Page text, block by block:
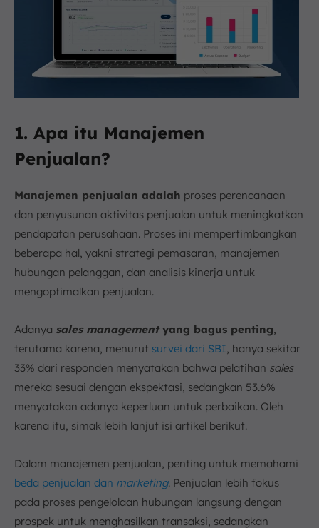
1. Apa itu Manajemen
Penjualan?
Manajemen penjualan adalah proses perencanaan
dan penyusunan aktivitas penjualan untuk meningkatkan
pendapatan perusahaan. Proses ini mempertimbangkan
beberapa hal, yakni strategi pemasaran, manajemen
hubungan pelanggan, dan analisis kinerja untuk
mengoptimalkan penjualan.
Adanya sales managementyang bagus penting,
terutama karena, menurut survei dari SBI, hanya sekitar
33% dari responden menyatakan bahwa pelatihan sales
mereka sesuai dengan ekspektasi, sedangkan 53.6%
menyatakan adanya keperluan untuk perbaikan. Oleh
karena itu, simak lebih lanjut isi artikel berikut.
Dalam manajemen penjualan, penting untuk memahami
beda penjualan dan marketing. Penjualan lebih fokus
pada proses pengelolaan hubungan langsung dengan
prospek untuk menghasilkan transaksi, sedangkan